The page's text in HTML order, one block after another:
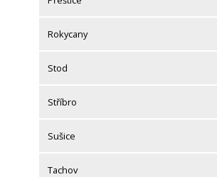
Rokycany
Stod
Stříbro
Sušice
Tachov